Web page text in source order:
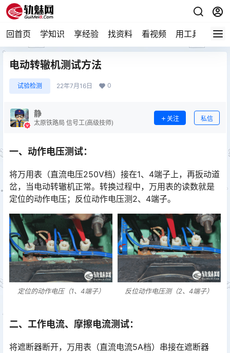
回首页 学知识 享经验 找资料 看视频 用工具 论技
电动转辙机测试方法
试验检测 22年7月16日 0
静
太原铁路局 信号工(高级技师)
关注 私信
一、动作电压测试：
将万用表（直流电压250V档）接在1、4端子上，再扳动道
岔，当电动转辙机正常。转换过程中，万用表的读数就是
定位的动作电压；反位动作电压测2、4端子。
定位的动作电压（1、4端子） 反位动作电压测（2、4端子）
二、工作电流、摩擦电流测试：
将遮断器断开，万用表（直流电流5A档）串接在遮断器